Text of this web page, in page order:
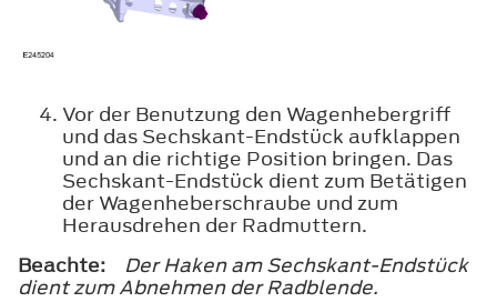
Vor der Benutzung den Wagenhebergriff
und das Sechskant-Endstück aufklappen
und an die richtige Position bringen. Das
Sechskant-Endstück dient zum Betätigen
der Wagenheberschraube und zum
Herausdrehen der Radmuttern.
Beachte:
Der Haken am Sechskant-Endstück
dient zum Abnehmen der Radblende.